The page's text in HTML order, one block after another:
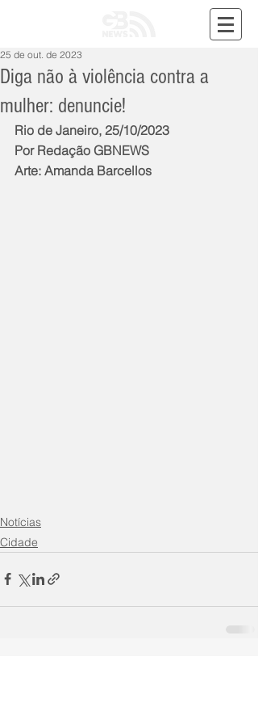
Diga não à violência contra a
mulher: denuncie!
25 de out. de 2023
Rio de Janeiro, 25/10/2023
Por Redação GBNEWS
Arte: Amanda Barcellos
Notícias
Cidade